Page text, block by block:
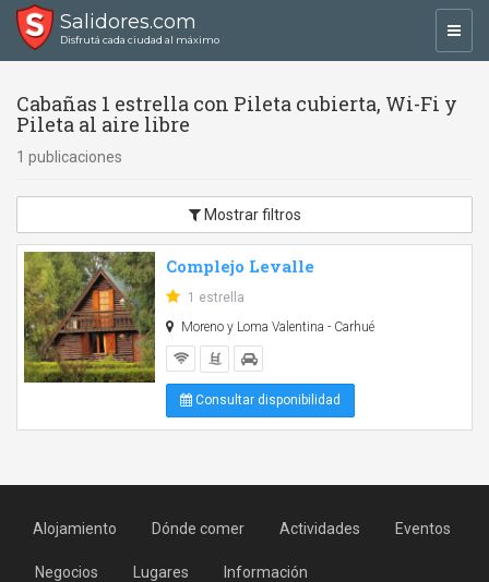
Salidores.com
Disfrutá cada ciudad al máximo
Cabañas 1 estrella con Pileta cubierta, Wi-Fi y
Pileta al aire libre
1 publicaciones
Mostrar filtros
Complejo Levalle
1 estrella
Moreno y Loma Valentina - Carhué
Consultar disponibilidad
Alojamiento Dónde comer Actividades Eventos
Negocios Lugares Información